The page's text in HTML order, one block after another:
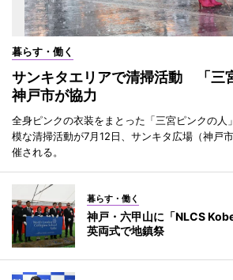
暮らす・働く
サンキタエリアで清掃活動 「三
神戸市が協力
全身ピンクの衣装をまとった「三宮ピンクの人
模な清掃活動が7月12日、サンキタ広場（神戸
催される。
暮らす・働く
神戸・六甲山に「NLCS
英両式で地鎮祭